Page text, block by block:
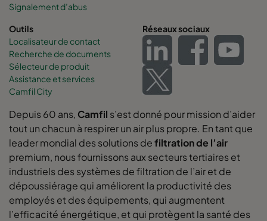
Signalement d’abus
Outils
Localisateur de contact
Recherche de documents
Sélecteur de produit
Assistance et services
Camfil City
Réseaux sociaux
Depuis 60 ans, Camfil s’est donné pour mission d’aider
tout un chacun à respirer un air plus propre. En tant que
leader mondial des solutions defiltration de l’air
premium, nous fournissons aux secteurs tertiaires et
industriels des systèmes de filtration de l’air et de
dépoussiérage qui améliorent la productivité des
employés et des équipements, qui augmentent
l’efficacité énergétique, et qui protègent la santé des